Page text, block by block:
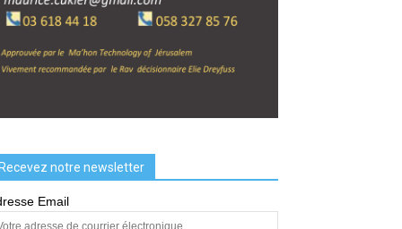
Recevez notre newsletter
Email